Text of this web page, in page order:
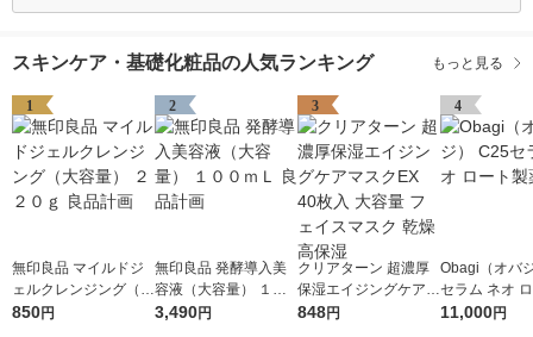
スキンケア・基礎化粧品の人気ランキング もっと見る
1
無印良品 マイルドジ
ェルクレンジング（大
容量） ２２０ｇ 良品
850円
2
無印良品 発酵導入美
容液（大容量） １０
０ｍＬ 良品計画
3,490円
3
クリアターン 超濃厚
保湿エイジングケアマ
スクEX 40枚入 大容量
848円
4
Obagi（オバ
セラム ネオ
薬
11,000円